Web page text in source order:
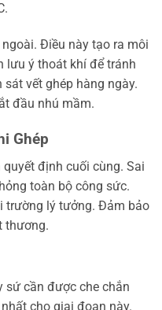
Điều này tạo ra môi
lưu ý thoát khí để tránh
vết ghép hàng ngày.
đầu nhú mầm.
Ghép
định cuối cùng. Sai
toàn bộ công sức.
trường lý tưởng. Đảm bảo
thương.
sứ cần được che chắn
cho giai đoạn này.